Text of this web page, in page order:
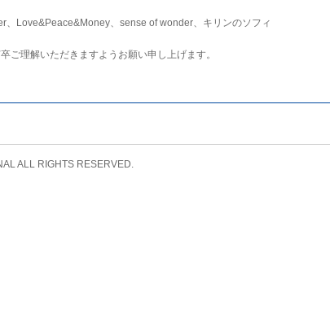
Love&Peace&Money、sense of wonder、キリンのソフィ
ご理解いただきますようお願い申し上げます。